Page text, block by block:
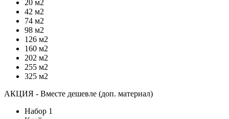
20 м2
42 м2
74 м2
98 м2
126 м2
160 м2
202 м2
255 м2
325 м2
АКЦИЯ - Вместе дешевле (доп. материал)
Набор 1